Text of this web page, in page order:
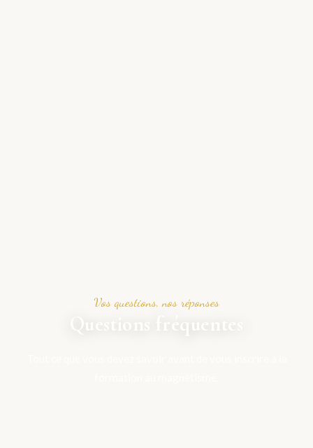
Vos questions, nos réponses
Questions fréquentes